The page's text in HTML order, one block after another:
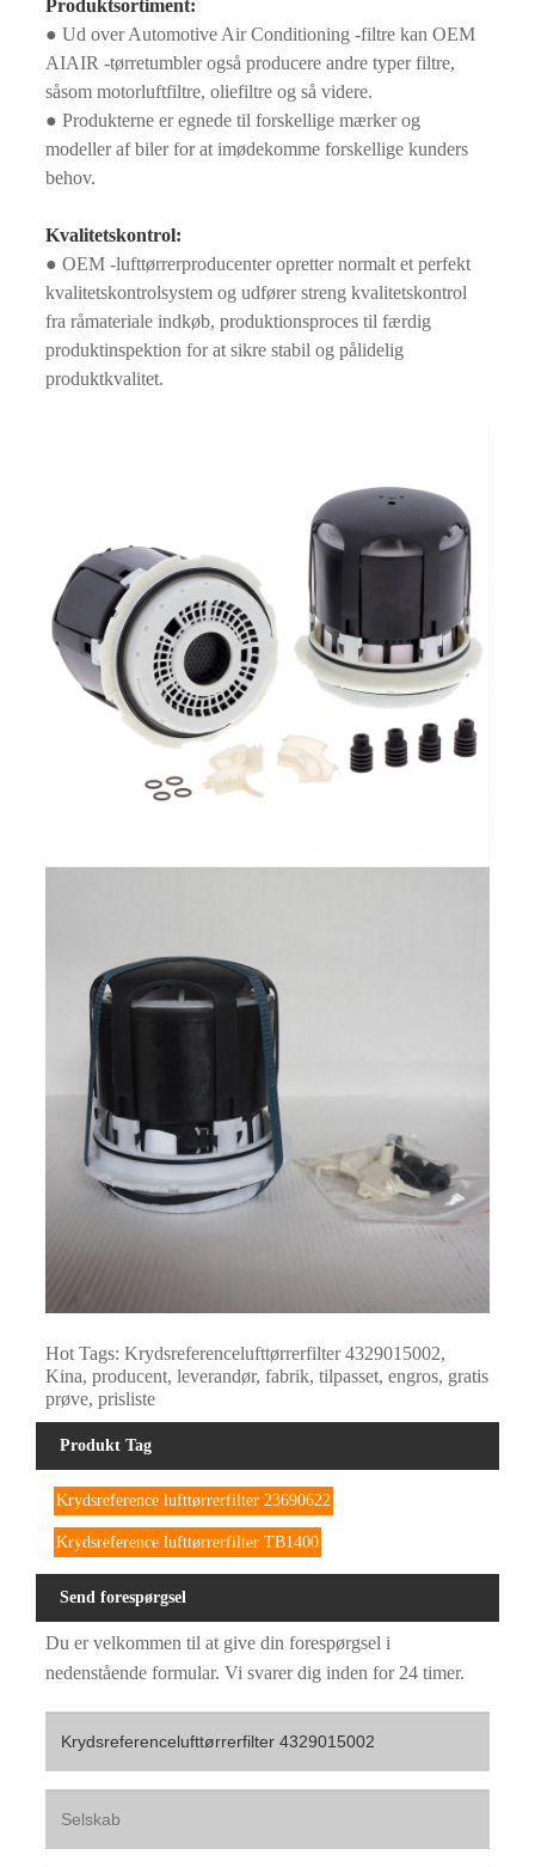
Produktsortiment:
● Ud over Automotive Air Conditioning -filtre kan OEM
AIAIR -tørretumbler også producere andre typer filtre,
såsom motorluftfiltre, oliefiltre og så videre.
● Produkterne er egnede til forskellige mærker og
modeller af biler for at imødekomme forskellige kunders
behov.
Kvalitetskontrol:
● OEM -lufttørrerproducenter opretter normalt et perfekt
kvalitetskontrolsystem og udfører streng kvalitetskontrol
fra råmateriale indkøb, produktionsproces til færdig
produktinspektion for at sikre stabil og pålidelig
produktkvalitet.
Hot Tags: Krydsreferencelufttørrerfilter 4329015002,
Kina, producent, leverandør, fabrik, tilpasset, engros, gratis
prøve, prisliste
Produkt Tag
Krydsreference lufttørrerfilter 23690622
Krydsreference lufttørrerfilter TB1400
Send forespørgsel
Du er velkommen til at give din forespørgsel i
nedenstående formular. Vi svarer dig inden for 24 timer.